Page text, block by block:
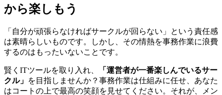
から楽しもう
「自分が頑張らなければサークルが回らない」という責任感
は素晴らしいものです。しかし、その情熱を事務作業に浪費
するのはもったいないことです。
賢くITツールを取り入れ、
「運営者が一番楽しんでいるサー
クル」 を目指しませんか？事務作業は仕組みに任せ、あなた
はコートの上で最高の笑顔を見せてください。それが、メン